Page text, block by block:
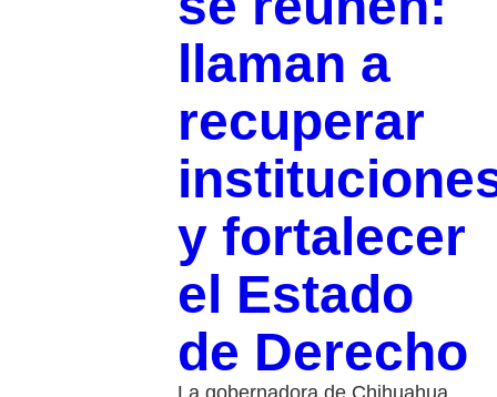
llaman a
recuperar
y fortalecer
el Estado
de Derecho
La gobernadora de Chihuahua